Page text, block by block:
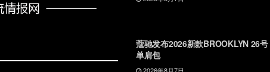
蔻驰发布2026新款BROOKLYN 26号
单肩包